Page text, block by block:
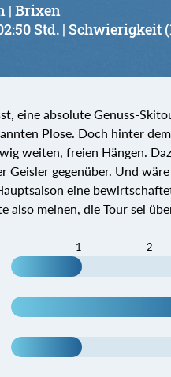
| Brixen
Std. | Schwierigkeit
eine absolute Genuss-
Plose. Doch hinter
weiten, freien Hängen.
Geisler gegenüber. Und
eine
also meinen, die Tour sei
1 2